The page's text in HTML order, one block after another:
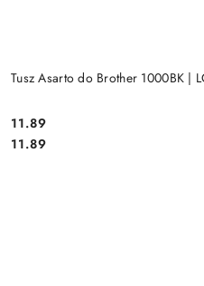
Tusz Asarto do Brother 1000BK |
Cena:
11.89
Cena:
11.89